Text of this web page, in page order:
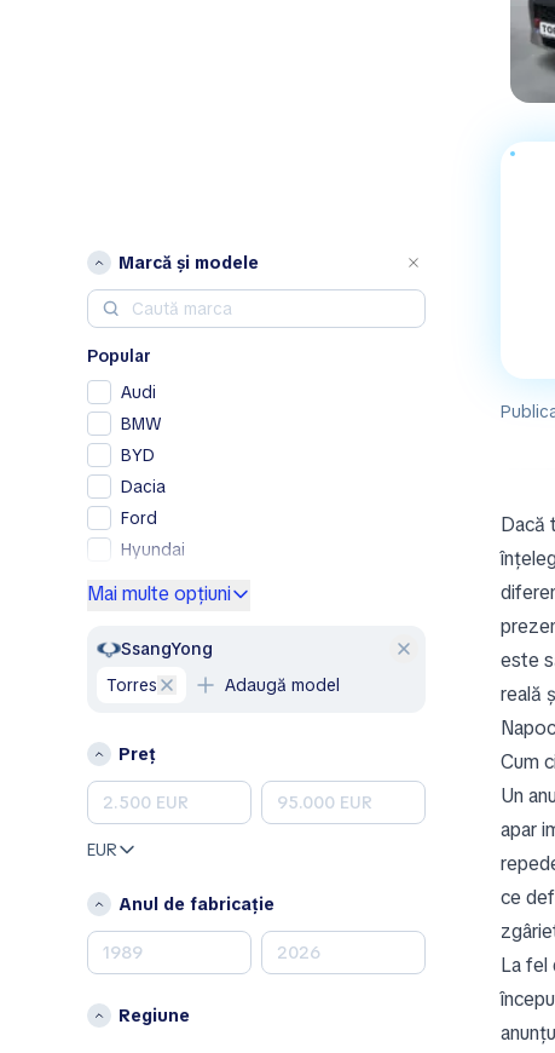
Marcă și modele
Popular
Audi
BMW
BYD
Dacia
Ford
Hyundai
Mercedes-Benz
Peugeot
Renault
Volvo
A
Aixam
Aston Martin
C
Mai multe opțiuni
SsangYong
Torres
Adaugă model
Preț
EUR
Anul de fabricație
Regiune
Dacă
este
reală
Cum
Un
apar
ce
La fel